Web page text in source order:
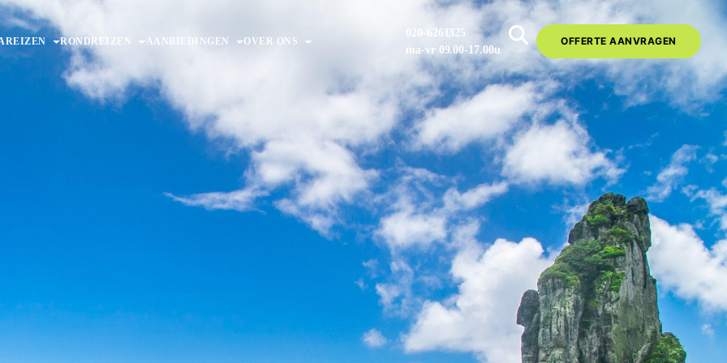
RONDREIZEN AANBIEDINGEN OVER ONS
020-6261325
ma-vr 09.00-17.00u
OFFERTE AANVRAGEN